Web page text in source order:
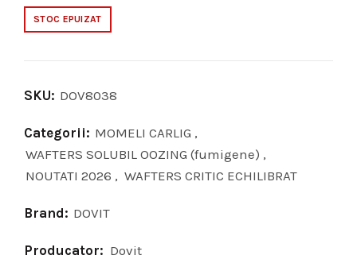
STOC EPUIZAT
SKU: DOV8038
Categorii: MOMELI CARLIG ,
WAFTERS SOLUBIL OOZING (fumigene) ,
NOUTATI 2026 , WAFTERS CRITIC ECHILIBRAT
Brand: DOVIT
Producator: Dovit